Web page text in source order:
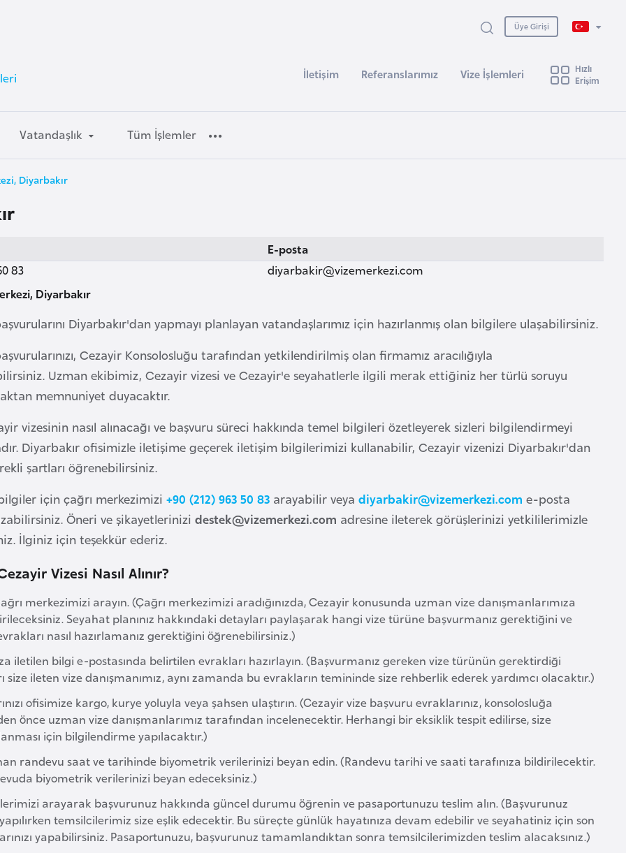
Üye Girişi
İletişim Referanslarımız Vize İşlemleri
Hızlı
Erişim
Vatandaşlık Tüm İşlemler
Diyarbakır
83
E-posta
diyarbakir@vizemerkezi.com
Diyarbakır
Diyarbakır'dan yapmayı planlayan vatandaşlarımız için hazırlanmış olan bilgilere ulaşabilirsiniz.
Cezayir Konsolosluğu tarafından yetkilendirilmiş olan firmamız aracılığıyla
Uzman ekibimiz, Cezayir vizesi ve Cezayir'e seyahatlerle ilgili merak ettiğiniz her türlü soruyu
memnuniyet duyacaktır.
vizesinin nasıl alınacağı ve başvuru süreci hakkında temel bilgileri özetleyerek sizleri bilgilendirmeyi
Diyarbakır ofisimizle iletişime geçerek iletişim bilgilerimizi kullanabilir, Cezayir vizenizi Diyarbakır'dan
şartları öğrenebilirsiniz.
için çağrı merkezimizi +90 (212) 963 50 83 arayabilir veya diyarbakir@vizemerkezi.com e-posta
Öneri ve şikayetlerinizi destek@vizemerkezi.com adresine ileterek görüşlerinizi yetkililerimizle
İlginiz için teşekkür ederiz.
Vizesi Nasıl Alınır?
merkezimizi arayın. (Çağrı merkezimizi aradığınızda, Cezayir konusunda uzman vize danışmanlarımıza
Seyahat planınız hakkındaki detayları paylaşarak hangi vize türüne başvurmanız gerektiğini ve
nasıl hazırlamanız gerektiğini öğrenebilirsiniz.)
iletilen bilgi e-postasında belirtilen evrakları hazırlayın. (Başvurmanız gereken vize türünün gerektirdiği
size ileten vize danışmanımız, aynı zamanda bu evrakların temininde size rehberlik ederek yardımcı olacaktır.)
ofisimize kargo, kurye yoluyla veya şahsen ulaştırın. (Cezayir vize başvuru evraklarınız, konsolosluğa
önce uzman vize danışmanlarımız tarafından incelenecektir. Herhangi bir eksiklik tespit edilirse, size
için bilgilendirme yapılacaktır.)
randevu saat ve tarihinde biyometrik verilerinizi beyan edin. (Randevu tarihi ve saati tarafınıza bildirilecektir.
biyometrik verilerinizi beyan edeceksiniz.)
arayarak başvurunuz hakkında güncel durumu öğrenin ve pasaportunuzu teslim alın. (Başvurunuz
yapılırken temsilcilerimiz size eşlik edecektir. Bu süreçte günlük hayatınıza devam edebilir ve seyahatiniz için son
yapabilirsiniz. Pasaportunuzu, başvurunuz tamamlandıktan sonra temsilcilerimizden teslim alacaksınız.)